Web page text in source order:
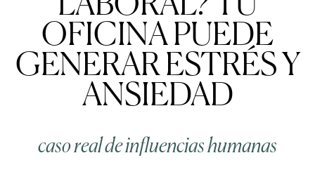
OFICINA PUEDE
GENERAR ESTRÉS Y
ANSIEDAD
caso real de influencias humanas